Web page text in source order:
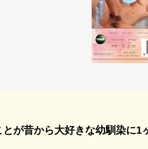
とが昔から大好きな幼馴染に1